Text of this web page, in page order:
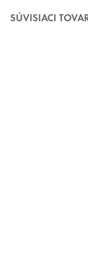
SÚVISIACI